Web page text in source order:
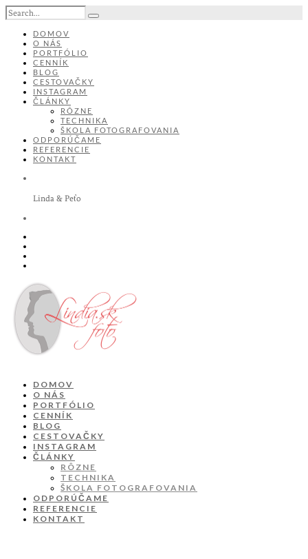
DOMOV
O NÁS
PORTFÓLIO
CENNÍK
BLOG
CESTOVAČKY
INSTAGRAM
ČLÁNKY
RÔZNE
TECHNIKA
ŠKOLA FOTOGRAFOVANIA
ODPORÚČAME
REFERENCIE
KONTAKT
Linda & Peťo
DOMOV
O NÁS
PORTFÓLIO
CENNÍK
BLOG
CESTOVAČKY
INSTAGRAM
ČLÁNKY
RÔZNE
TECHNIKA
ŠKOLA FOTOGRAFOVANIA
ODPORÚČAME
REFERENCIE
KONTAKT